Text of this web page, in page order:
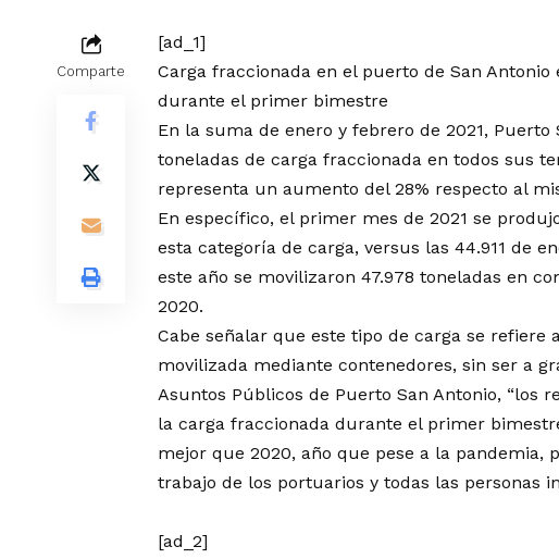
Comparte
[ad_1]
Carga fraccionada en el puerto de San
durante el primer bimestre
En la suma de enero y febrero de 2021,
toneladas de carga fraccionada en todos sus
representa un aumento del 28% respecto al
En específico, el primer mes de 2021 se
esta categoría de carga, versus las 44.911 de
este año se movilizaron 47.978 toneladas en
2020.
Cabe señalar que este tipo de carga se
movilizada mediante contenedores, sin ser a
Asuntos Públicos de Puerto San Antonio, “los
la carga fraccionada durante el primer
mejor que 2020, año que pese a la
trabajo de los portuarios y todas las personas
[ad_2]